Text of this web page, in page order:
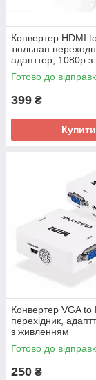
Конвертер HDMI
тюльпан
адапттер, 1080p
Готово до
399 ₴
Купити
Конвертер VGA to
перехідник,
з живленням
Готово до
250 ₴